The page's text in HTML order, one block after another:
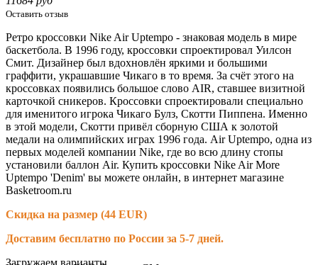
Оставить отзыв
Ретро кроссовки Nike Air Uptempo - знаковая модель в мире
баскетбола. В 1996 году, кроссовки спроектировал Уилсон
Смит. Дизайнер был вдохновлён яркими и большими
граффити, украшавшие Чикаго в то время. За счёт этого на
кроссовках появились большое слово AIR, ставшее визитной
карточкой сникеров. Кроссовки спроектировали специально
для именитого игрока Чикаго Булз, Скотти Пиппена. Именно
в этой модели, Скотти привёл сборную США к золотой
медали на олимпийских играх 1996 года. Air Uptempo, одна из
первых моделей компании Nike, где во всю длину стопы
установили баллон Air. Купить кроссовки Nike Air More
Uptempo 'Denim' вы можете онлайн, в интернет магазине
Basketroom.ru
Скидка на размер (44 EUR)
Доставим бесплатно по России за 5-7 дней.
Loading...